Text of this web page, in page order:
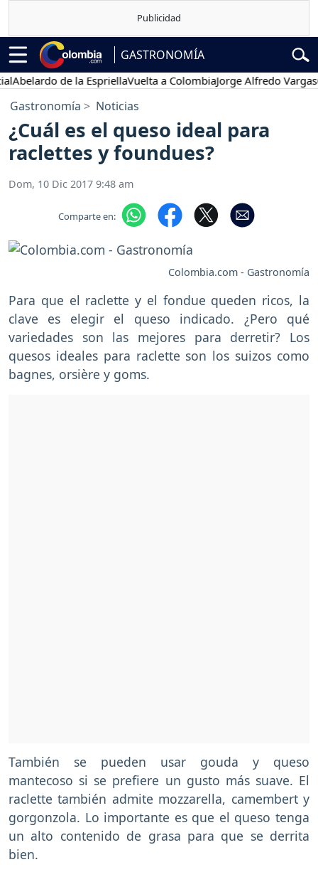
GASTRONOMÍA
de la EspriellaVuelta a ColombiaJorge Alfredo Vargas
Gastronomía Noticias
¿Cuál es el queso ideal para
raclettes y foundues?
Dom, 10 Dic 2017 9:48 am
Comparte en:
Colombia.com - Gastronomía
Para que el raclette y el fondue queden ricos, la
clave es elegir el queso indicado. ¿Pero qué
variedades son las mejores para derretir? Los
quesos ideales para raclette son los suizos como
bagnes, orsière y goms.
También se pueden usar gouda y queso
mantecoso si se prefiere un gusto más suave. El
raclette también admite mozzarella, camembert y
gorgonzola. Lo importante es que el queso tenga
un alto contenido de grasa para que se derrita
bien.